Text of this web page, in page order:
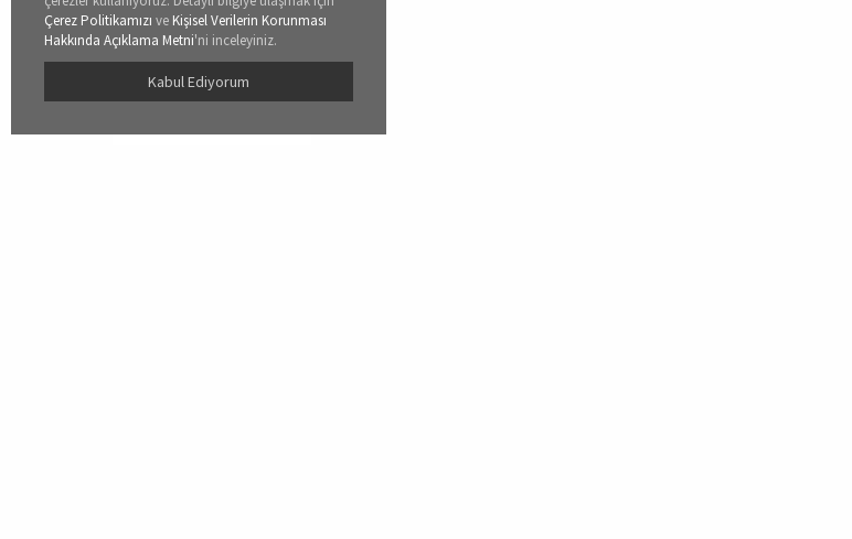
Çerez Politikamızı ve Kişisel Verilerin Korunması
Hakkında Açıklama Metni'ni inceleyiniz.
Kabul Ediyorum